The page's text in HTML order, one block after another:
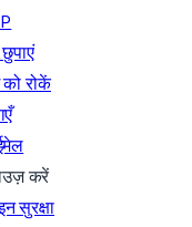
रोकें
करें
सुरक्षा